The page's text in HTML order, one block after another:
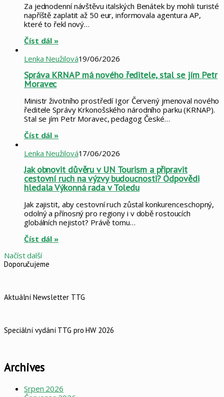
Za jednodenní návštěvu italských Benátek by mohli turisté
napříště zaplatit až 50 eur, informovala agentura AP,
které to řekl nový…
Číst dál »
Lenka Neužilová19/06/2026
Správa KRNAP má nového ředitele, stal se jím Petr
Moravec
Ministr životního prostředí Igor Červený jmenoval nového
ředitele Správy Krkonošského národního parku (KRNAP).
Stal se jím Petr Moravec, pedagog České…
Číst dál »
Lenka Neužilová17/06/2026
Jak obnovit důvěru v UN Tourism a připravit
cestovní ruch na výzvy budoucnosti? Odpovědi
hledala Výkonná rada v Toledu
Jak zajistit, aby cestovní ruch zůstal konkurenceschopný,
odolný a přínosný pro regiony i v době rostoucích
globálních nejistot? Právě tomu…
Číst dál »
Načíst další
Doporučujeme
Aktuální Newsletter TTG
Speciální vydání TTG pro HW 2026
Archives
Srpen 2026